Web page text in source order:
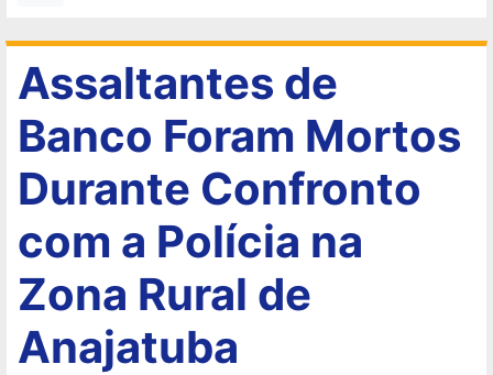
Assaltantes de
Banco Foram Mortos
Durante Confronto
com a Polícia na
Zona Rural de
Anajatuba